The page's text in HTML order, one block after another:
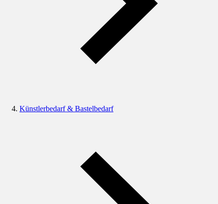
Künstlerbedarf & Bastelbedarf